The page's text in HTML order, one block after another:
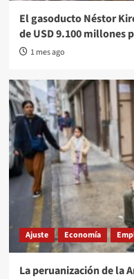
El gasoducto Néstor
de USD 9.100 millones
1 mes ago
Ajuste Economía
La peruanización de la